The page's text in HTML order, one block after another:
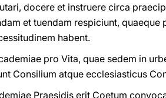
docere et instruere circa
et tuendam respiciunt,
habent.
pro Vita, quae sedem in
Consilium atque ecclesiasticus
Praesidis erit Coetum